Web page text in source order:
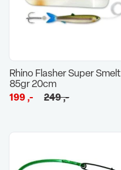
Rhino Flasher Super Smelt
85gr 20cm
249,-
Opprinnelig
199,-
Nåværende